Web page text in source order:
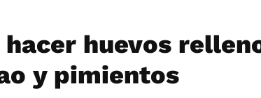
hacer huevos
y pimientos